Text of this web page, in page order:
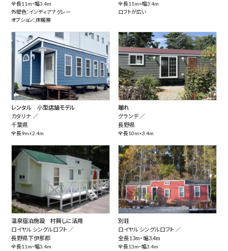
全長11m・幅3.4m
外壁色：インディアナグレー
オプション：床暖房
全長11m×幅3.4m
ロフトが広い
レンタル 小型店舗モデル
カタリナ ／
千葉県
全長9m×2.4m
離れ
グランデ ／
長野県
全長10m×3.4m
温泉宿泊施設 村興しに活用
ロイヤル シングルロフト ／
長野県下伊那郡
全長11m・幅3.4m
別荘
ロイヤル シングルロフト ／
全長13m・幅3.4m
全長13m・幅3.4m